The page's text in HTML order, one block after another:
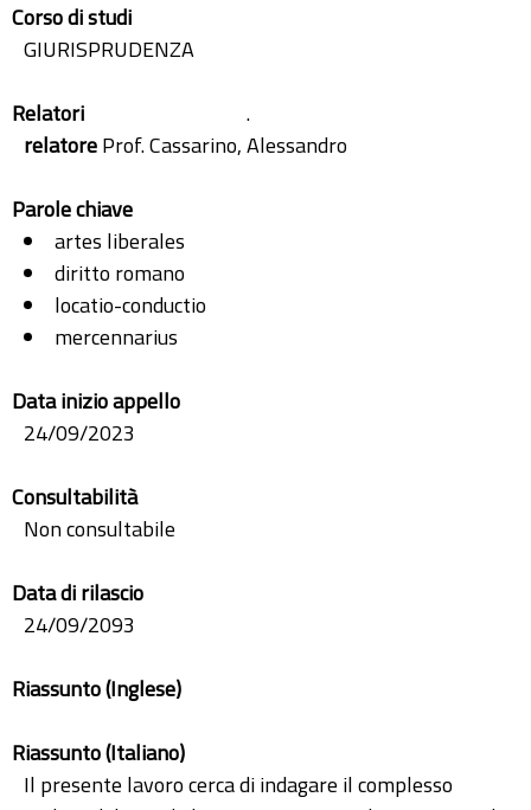
Corso di studi
GIURISPRUDENZA
Relatori
.
relatoreProf. Cassarino, Alessandro
Parole chiave
artes liberales
diritto romano
locatio-conductio
mercennarius
Data inizio appello
24/09/2023
Consultabilità
Non consultabile
Data di rilascio
24/09/2093
Riassunto (Inglese)
Riassunto (Italiano)
Il presente lavoro cerca di indagare il complesso